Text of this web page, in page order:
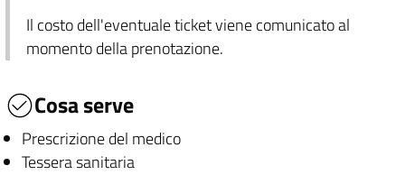
Il costo dell'eventuale ticket viene comunicato al
momento della prenotazione.
Cosa serve
Prescrizione del medico
Tessera sanitaria